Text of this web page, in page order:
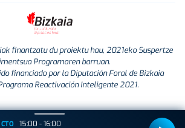
finantzatu du proiektu hau, 2021eko Suspertze
Programaren barruan.
financiado por la Diputación Foral de Bizkaia
Reactivación Inteligente 2021.
15:00 - 16:00